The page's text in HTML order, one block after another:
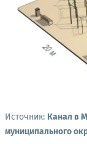
Источник: Канал в
муниципального